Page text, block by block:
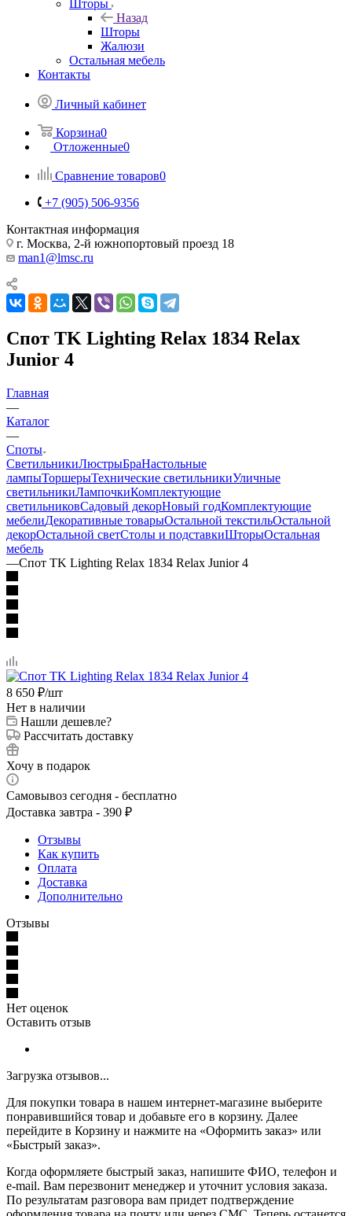
Шторы
Назад
Шторы
Жалюзи
Остальная мебель
Контакты
Личный кабинет
Корзина0
Отложенные0
Сравнение товаров0
+7 (905) 506-9356
Контактная информация
г. Москва, 2-й южнопортовый проезд 18
man1@lmsc.ru
Спот TK Lighting Relax 1834 Relax
Junior 4
Главная
—
Каталог
—
Споты
СветильникиЛюстрыБраНастольные
лампыТоршерыТехнические светильникиУличные
светильникиЛампочкиКомплектующие
светильниковСадовый декорНовый годКомплектующие
мебелиДекоративные товарыОстальной текстильОстальной
декорОстальной светСтолы и подставкиШторыОстальная
мебель
—Спот TK Lighting Relax 1834 Relax Junior 4
8 650 ₽/шт
Нет в наличии
Нашли дешевле?
Рассчитать доставку
Хочу в подарок
Самовывоз сегодня - бесплатно
Доставка завтра - 390 ₽
Отзывы
Как купить
Оплата
Доставка
Дополнительно
Отзывы
Нет оценок
Оставить отзыв
Загрузка отзывов...
Для покупки товара в нашем интернет-магазине выберите
понравившийся товар и добавьте его в корзину. Далее
перейдите в Корзину и нажмите на «Оформить заказ» или
«Быстрый заказ».
Когда оформляете быстрый заказ, напишите ФИО, телефон и
e-mail. Вам перезвонит менеджер и уточнит условия заказа.
По результатам разговора вам придет подтверждение